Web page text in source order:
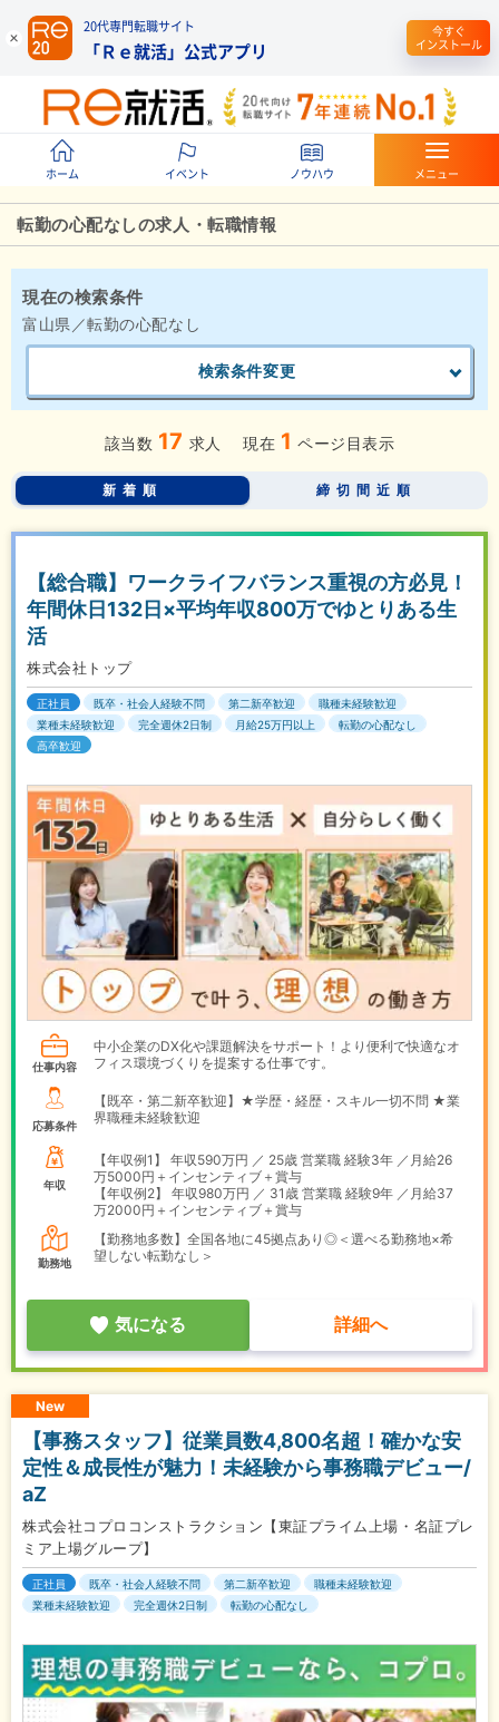
20代専門転職サイト
「Ｒｅ就活」公式アプリ
今すぐ
インストール
ホーム イベント ノウハウ メニュー
転勤の心配なしの求人・転職情報
現在の検索条件
富山県／転勤の心配なし
検索条件変更
該当数 17 求人 現在 1 ページ目表示
新着順 締切間近順
【総合職】ワークライフバランス重視の方必見！
年間休日132日×平均年収800万でゆとりある生
活
株式会社トップ
正社員 既卒・社会人経験不問 第二新卒歓迎
職種未経験歓迎
業種未経験歓迎
完全週休2日制 月給25万円以上
転勤の心配なし
高卒歓迎
仕事内容
中小企業のDX化や課題解決をサポート！より便利で快適なオ
フィス環境づくりを提案する仕事です。
応募条件
【既卒・第二新卒歓迎】★学歴・経歴・スキル一切不問 ★業
界職種未経験歓迎
年収
【年収例1】
年収590万円 ／ 25歳 営業職 経験3年 ／月給26
万5000円＋インセンティブ＋賞与
【年収例2】
年収980万円 ／ 31歳 営業職 経験9年 ／月給37
万2000円＋インセンティブ＋賞与
勤務地
【勤務地多数】全国各地に45拠点あり◎＜選べる勤務地×希
望しない転勤なし＞
気になる 詳細へ
New
【事務スタッフ】従業員数4,800名超！確かな安
定性＆成長性が魅力！未経験から事務職デビュー/
aZ
株式会社コプロコンストラクション【東証プライム上場・名証プレ
ミア上場グループ】
正社員 既卒・社会人経験不問 第二新卒歓迎
職種未経験歓迎
業種未経験歓迎
完全週休2日制 転勤の心配なし